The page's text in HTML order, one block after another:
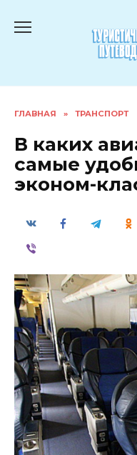
ГЛАВНАЯ » ТРАНСПОРТ
В каких
самые
эконом-